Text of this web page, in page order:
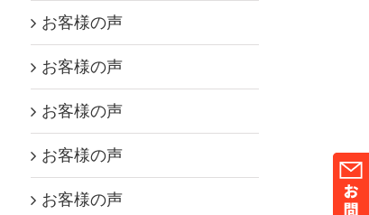
お客様の声
お客様の声
お客様の声
お客様の声
お客様の声